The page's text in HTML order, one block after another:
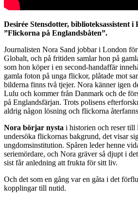
Desirée Stensdotter, biblioteksassistent i
”Flickorna på Englandsbåten”.
Journalisten Nora Sand jobbar i London
Globalt, och på fritiden samlar hon på
som hon köper i en second-handaffär
gamla foton på unga flickor, plåtade mot
bilderna finns två tjejer. Nora känner igen
Lulu och kommer från Danmark och de
på Englandsfärjan. Trots polisens
aldrig någon lösning och flickorna
Nora börjar nysta i historien och reser till
undersöka flickornas bakgrund, det visar
ungdomsinstitution. Spåren leder henne
seriemördare, och Nora gräver så djupt i
sist får anledning att frukta för sitt liv.
Och det som en gång var en gåta i det
kopplingar till nutid.